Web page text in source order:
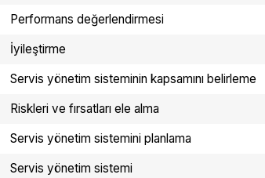
Performans değerlendirmesi
İyileştirme
Servis yönetim sisteminin kapsamını belirleme
Riskleri ve fırsatları ele alma
Servis yönetim sistemini planlama
Servis yönetim sistemi